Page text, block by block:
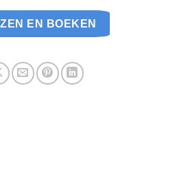
EN BOEKEN